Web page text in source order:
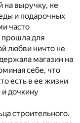
выручку, не
и подарочных
часто
прошла для
любви ничто не
магазин на
себе, что
есть в ее жизни
и дочкину
строительного.